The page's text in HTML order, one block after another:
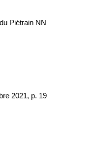
Piétrain NN
2021, p. 19